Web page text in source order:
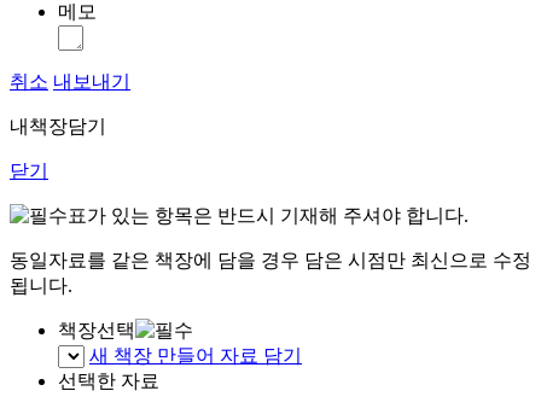
메모
취소 내보내기
내책장담기
닫기
표가 있는 항목은 반드시 기재해 주셔야 합니다.
동일자료를 같은 책장에 담을 경우 담은 시점만 최신으로 수정
됩니다.
책장선택
새 책장 만들어 자료 담기
선택한 자료